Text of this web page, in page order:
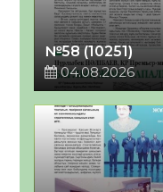
№58 (10251)
04.08.2026